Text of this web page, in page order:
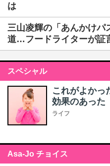
は
三山凌輝の「あんかけパ
道…フードライターが証
スペシャル
これがよかっ
効果のあった
ライフ
Asa-Jo チョイス